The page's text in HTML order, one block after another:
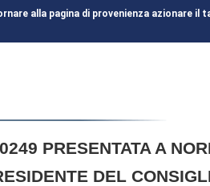
PRESENTATA A
DEL
alla pagina di provenienza azionare il